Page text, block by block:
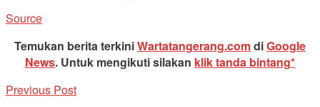
Source
Temukan berita terkiniWartatangerang.comdiGoogle
News. Untuk mengikuti silakan klik tanda bintang*
Previous Post